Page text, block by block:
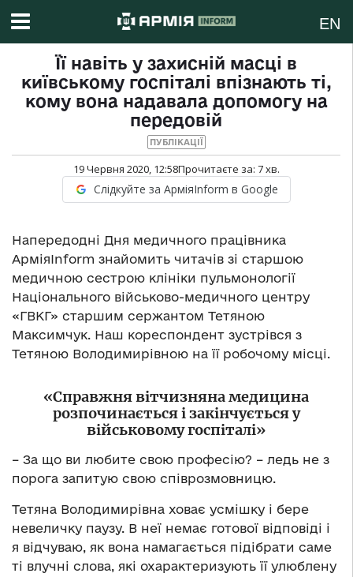
EN
Її навіть у захисній масці в
київському госпіталі впізнають ті,
кому вона надавала допомогу на
передовій
ПУБЛІКАЦІЇ
19 Червня 2020, 12:58Прочитаєте за: 7хв.
Слідкуйте за АрміяInform в Google
Напередодні Дня медичного працівника
АрміяInform знайомить читачів зі старшою
медичною сестрою клініки пульмонології
Національного військово-медичного центру
«ГВКГ» старшим сержантом Тетяною
Максимчук. Наш кореспондент зустрівся з
Тетяною Володимирівною на її робочому місці.
«Справжня вітчизняна медицина
розпочинається і закінчується у
військовому госпіталі»
– За що ви любите свою професію? – ледь не з
порога запитую свою співрозмовницю.
Тетяна Володимирівна ховає усмішку і бере
невеличку паузу. В неї немає готової відповіді і
я відчуваю, як вона намагається підібрати саме
ті влучні слова, які охарактеризують її улюблену